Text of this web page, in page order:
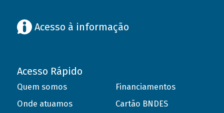
Acesso à informação
Acesso Rápido
Quem somos
Onde atuamos
Financiamentos
Cartão BNDES